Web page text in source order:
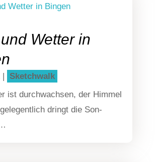
Wetter in
| Sketch­walk
ist durch­wach­sen, der Him­mel
dringt die Son­